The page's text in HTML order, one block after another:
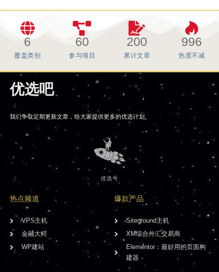
6
覆盖类别
60
参与项目
200
累计文章
996
热度不减
优选吧
我们争取定期更新文章，给大家提供更多的优选计划。
优选号
热点频道
VPS主机
金融大鳄
WP建站
爆款产品
Siteground主机
XM综合外汇交易商
Elementor：最好用的页面构
建器